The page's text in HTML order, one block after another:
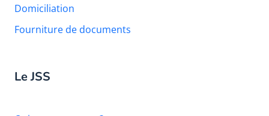
Domiciliation
Fourniture de documents
Le JSS